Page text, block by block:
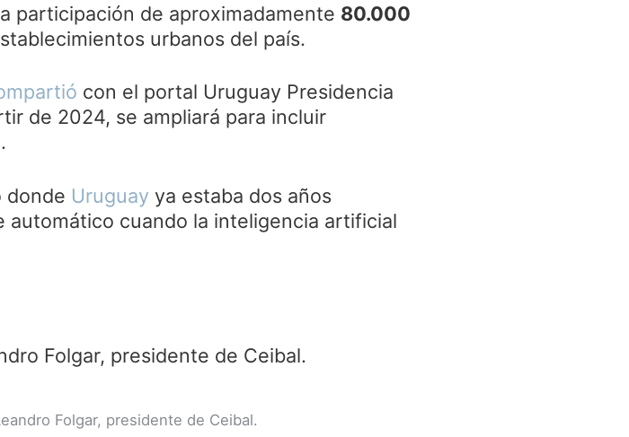
participación de aproximadamente 80.000
urbanos del país.
con el portal Uruguay Presidencia
de 2024, se ampliará para incluir
.
donde Uruguay ya estaba dos años
cuando la inteligencia artificial
Folgar, presidente de Ceibal.